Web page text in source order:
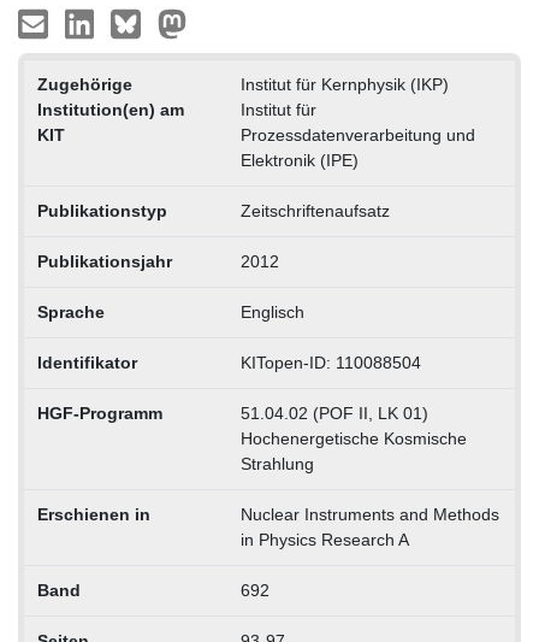
Zugehörige
Institution(en) am
KIT
Institut für Kernphysik (IKP)
Institut für
Prozessdatenverarbeitung und
Elektronik (IPE)
Publikationstyp Zeitschriftenaufsatz
Publikationsjahr 2012
Sprache Englisch
Identifikator KITopen-ID: 110088504
HGF-Programm
51.04.02 (POF II, LK 01)
Hochenergetische Kosmische
Strahlung
Erschienen in
Nuclear Instruments and Methods
in Physics Research A
Band 692